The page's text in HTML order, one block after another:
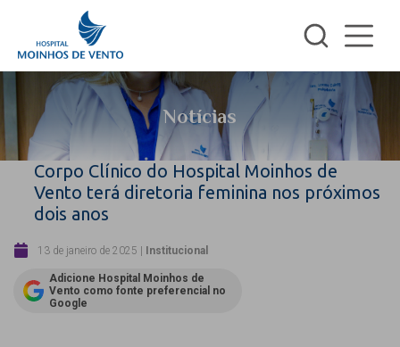
Notícias
Corpo Clínico do Hospital Moinhos de
Vento terá diretoria feminina nos próximos
dois anos
13 de janeiro de 2025 | Institucional
Adicione Hospital Moinhos de
Vento como fonte preferencial no
Google